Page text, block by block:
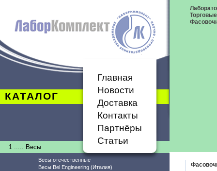
КАТАЛОГ
Главная
Новости
Доставка
Контакты
Партнёры
Статьи
1 ..... Весы
Весы отечественные
Весы Bel Engineering (Италия)